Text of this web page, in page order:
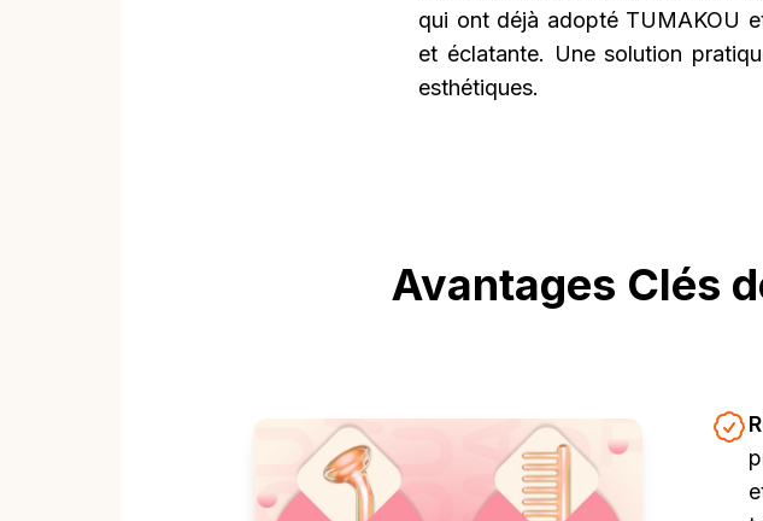
qui ont déjà adopté TUMAKOU
et éclatante. Une solution
esthétiques.
Avantages Clés